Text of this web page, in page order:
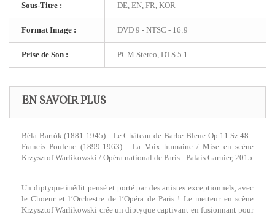
Sous-Titre : DE, EN, FR, KOR
Format Image : DVD 9 - NTSC - 16:9
Prise de Son : PCM Stereo, DTS 5.1
EN SAVOIR PLUS
Béla Bartók (1881-1945) : Le Château de Barbe-Bleue Op.11 Sz.48 -
Francis Poulenc (1899-1963) : La Voix humaine / Mise en scène
Krzysztof Warlikowski / Opéra national de Paris - Palais Garnier, 2015
Un diptyque inédit pensé et porté par des artistes exceptionnels, avec
le Choeur et l‘Orchestre de l‘Opéra de Paris ! Le metteur en scène
Krzysztof Warlikowski crée un diptyque captivant en fusionnant pour